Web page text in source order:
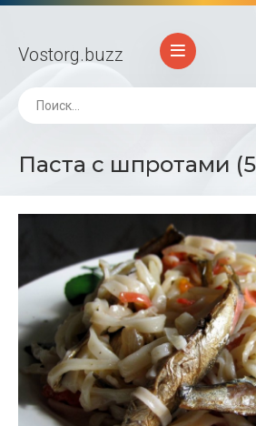
Vostorg.buzz
Паста с шпротами